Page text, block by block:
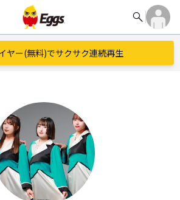
search
ヤー(無料)でサクサク連続再生